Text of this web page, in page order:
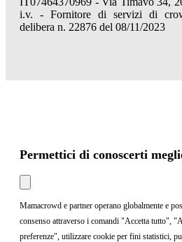
i.v. - Fornitore di servizi di
delibera n. 22876 del 08/11/2023
Permettici di conoscerti
Mamacrowd e partner operano globalmente e
consenso attraverso i comandi "Accetta tutto",
preferenze", utilizzare cookie per fini statistici,